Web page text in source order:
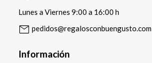
Lunes a Viernes 9:00 a 16:00 h
pedidos@regalosconbuengusto.com
Información